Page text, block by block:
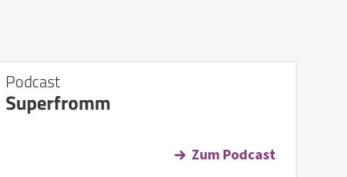
Podcast
Superfromm
Zum Podcast